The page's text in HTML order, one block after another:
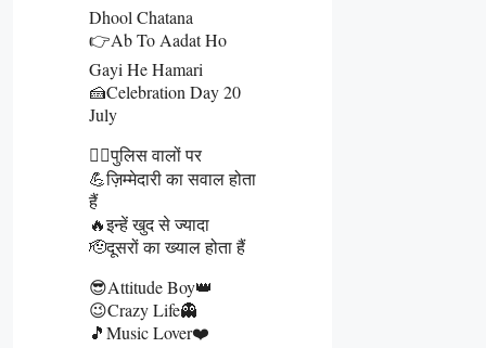
Dhool Chatana
👉Ab To Aadat Ho
Gayi He Hamari
🍰Celebration Day 20
July
👮‍♂️पुलिस वालों पर
💪ज़िम्मेदारी का सवाल होता
हैं
🔥इन्हें खुद से ज्यादा
🫡दूसरों का ख्याल होता हैं
😎Attitude Boy👑
😉Crazy Life👻
🎵Music Lover❤️